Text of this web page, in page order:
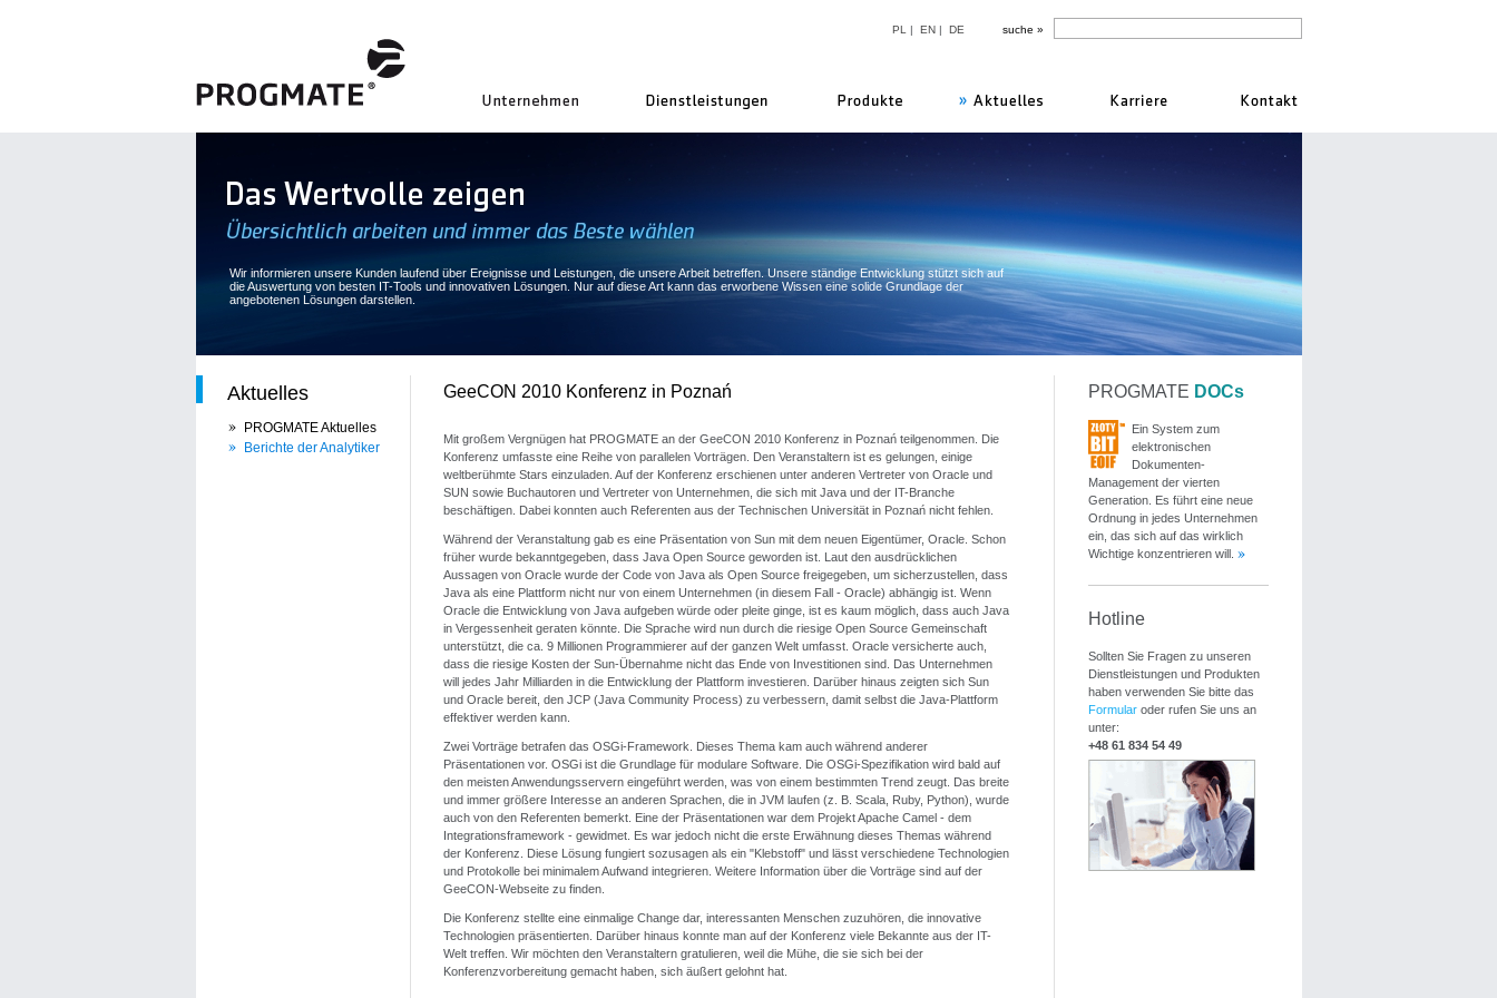
PL | EN| DE
Wir informieren unsere Kunden laufend über Ereignisse und Leistungen, die unsere Arbeit betreffen. Unsere ständige Entwicklung stützt sich auf
die Auswertung von besten IT-Tools und innovativen Lösungen. Nur auf diese Art kann das erworbene Wissen eine solide Grundlage der
angebotenen Lösungen darstellen.
Aktuelles
PROGMATE Aktuelles
Berichte der Analytiker
GeeCON 2010 Konferenz in Poznań
Mit großem Vergnügen hat PROGMATE an der GeeCON 2010 Konferenz in Poznań teilgenommen. Die
Konferenz umfasste eine Reihe von parallelen Vorträgen. Den Veranstaltern ist es gelungen, einige
weltberühmte Stars einzuladen. Auf der Konferenz erschienen unter anderen Vertreter von Oracle und
SUN sowie Buchautoren und Vertreter von Unternehmen, die sich mit Java und der IT-Branche
beschäftigen. Dabei konnten auch Referenten aus der Technischen Universität in Poznań nicht fehlen.
Während der Veranstaltung gab es eine Präsentation von Sun mit dem neuen Eigentümer, Oracle. Schon
früher wurde bekanntgegeben, dass Java Open Source geworden ist. Laut den ausdrücklichen
Aussagen von Oracle wurde der Code von Java als Open Source freigegeben, um sicherzustellen, dass
Java als eine Plattform nicht nur von einem Unternehmen (in diesem Fall - Oracle) abhängig ist. Wenn
Oracle die Entwicklung von Java aufgeben würde oder pleite ginge, ist es kaum möglich, dass auch Java
in Vergessenheit geraten könnte. Die Sprache wird nun durch die riesige Open Source Gemeinschaft
unterstützt, die ca. 9 Millionen Programmierer auf der ganzen Welt umfasst. Oracle versicherte auch,
dass die riesige Kosten der Sun-Übernahme nicht das Ende von Investitionen sind. Das Unternehmen
will jedes Jahr Milliarden in die Entwicklung der Plattform investieren. Darüber hinaus zeigten sich Sun
und Oracle bereit, den JCP (Java Community Process) zu verbessern, damit selbst die Java-Plattform
effektiver werden kann.
Zwei Vorträge betrafen das OSGi-Framework. Dieses Thema kam auch während anderer
Präsentationen vor. OSGi ist die Grundlage für modulare Software. Die OSGi-Spezifikation wird bald auf
den meisten Anwendungsservern eingeführt werden, was von einem bestimmten Trend zeugt. Das breite
und immer größere Interesse an anderen Sprachen, die in JVM laufen (z. B. Scala, Ruby, Python), wurde
auch von den Referenten bemerkt. Eine der Präsentationen war dem Projekt Apache Camel - dem
Integrationsframework - gewidmet. Es war jedoch nicht die erste Erwähnung dieses Themas während
der Konferenz. Diese Lösung fungiert sozusagen als ein "Klebstoff" und lässt verschiedene Technologien
und Protokolle bei minimalem Aufwand integrieren. Weitere Information über die Vorträge sind auf der
GeeCON-Webseite zu finden.
Die Konferenz stellte eine einmalige Change dar, interessanten Menschen zuzuhören, die innovative
Technologien präsentierten. Darüber hinaus konnte man auf der Konferenz viele Bekannte aus der IT-
Welt treffen. Wir möchten den Veranstaltern gratulieren, weil die Mühe, die sie sich bei der
Konferenzvorbereitung gemacht haben, sich äußert gelohnt hat.
PROGMATE DOCs
Ein System zum
elektronischen
Dokumenten-
Management der vierten
Generation. Es führt eine neue
Ordnung in jedes Unternehmen
ein, das sich auf das wirklich
Wichtige konzentrieren will.
Hotline
Sollten Sie Fragen zu unseren
Dienstleistungen und Produkten
haben verwenden Sie bitte das
Formularoder rufen Sie uns an
unter:
+48 61 834 54 49